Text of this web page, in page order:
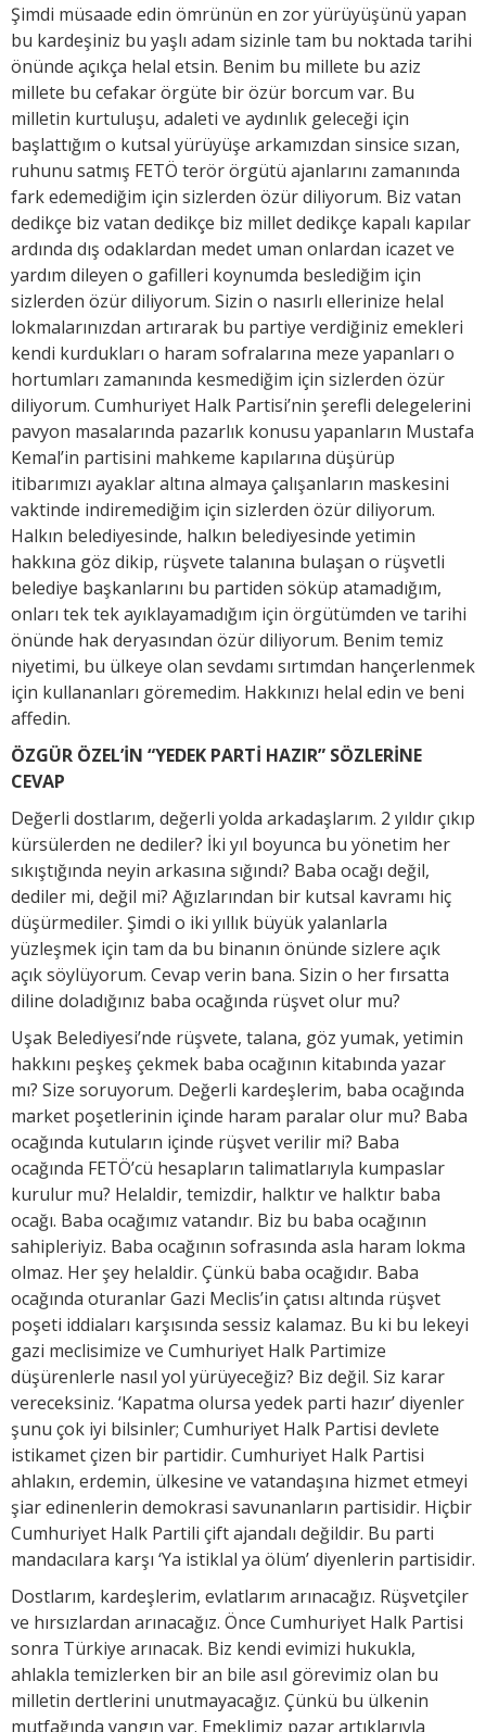
Şimdi müsaade edin ömrünün en zor yürüyüşünü yapan
bu kardeşiniz bu yaşlı adam sizinle tam bu noktada tarihi
önünde açıkça helal etsin. Benim bu millete bu aziz
millete bu cefakar örgüte bir özür borcum var. Bu
milletin kurtuluşu, adaleti ve aydınlık geleceği için
başlattığım o kutsal yürüyüşe arkamızdan sinsice sızan,
ruhunu satmış FETÖ terör örgütü ajanlarını zamanında
fark edemediğim için sizlerden özür diliyorum. Biz vatan
dedikçe biz vatan dedikçe biz millet dedikçe kapalı kapılar
ardında dış odaklardan medet uman onlardan icazet ve
yardım dileyen o gafilleri koynumda beslediğim için
sizlerden özür diliyorum. Sizin o nasırlı ellerinize helal
lokmalarınızdan artırarak bu partiye verdiğiniz emekleri
kendi kurdukları o haram sofralarına meze yapanları o
hortumları zamanında kesmediğim için sizlerden özür
diliyorum. Cumhuriyet Halk Partisi’nin şerefli delegelerini
pavyon masalarında pazarlık konusu yapanların Mustafa
Kemal’in partisini mahkeme kapılarına düşürüp
itibarımızı ayaklar altına almaya çalışanların maskesini
vaktinde indiremediğim için sizlerden özür diliyorum.
Halkın belediyesinde, halkın belediyesinde yetimin
hakkına göz dikip, rüşvete talanına bulaşan o rüşvetli
belediye başkanlarını bu partiden söküp atamadığım,
onları tek tek ayıklayamadığım için örgütümden ve tarihi
önünde hak deryasından özür diliyorum. Benim temiz
niyetimi, bu ülkeye olan sevdamı sırtımdan hançerlenmek
için kullananları göremedim. Hakkınızı helal edin ve beni
affedin.
ÖZGÜR ÖZEL’İN “YEDEK PARTİ HAZIR” SÖZLERİNE
CEVAP
Değerli dostlarım, değerli yolda arkadaşlarım. 2 yıldır çıkıp
kürsülerden ne dediler? İki yıl boyunca bu yönetim her
sıkıştığında neyin arkasına sığındı? Baba ocağı değil,
dediler mi, değil mi? Ağızlarından bir kutsal kavramı hiç
düşürmediler. Şimdi o iki yıllık büyük yalanlarla
yüzleşmek için tam da bu binanın önünde sizlere açık
açık söylüyorum. Cevap verin bana. Sizin o her fırsatta
diline doladığınız baba ocağında rüşvet olur mu?
Uşak Belediyesi’nde rüşvete, talana, göz yumak, yetimin
hakkını peşkeş çekmek baba ocağının kitabında yazar
mı? Size soruyorum. Değerli kardeşlerim, baba ocağında
market poşetlerinin içinde haram paralar olur mu? Baba
ocağında kutuların içinde rüşvet verilir mi? Baba
ocağında FETÖ’cü hesapların talimatlarıyla kumpaslar
kurulur mu? Helaldir, temizdir, halktır ve halktır baba
ocağı. Baba ocağımız vatandır. Biz bu baba ocağının
sahipleriyiz. Baba ocağının sofrasında asla haram lokma
olmaz. Her şey helaldir. Çünkü baba ocağıdır. Baba
ocağında oturanlar Gazi Meclis’in çatısı altında rüşvet
poşeti iddiaları karşısında sessiz kalamaz. Bu ki bu lekeyi
gazi meclisimize ve Cumhuriyet Halk Partimize
düşürenlerle nasıl yol yürüyeceğiz? Biz değil. Siz karar
vereceksiniz. ‘Kapatma olursa yedek parti hazır’ diyenler
şunu çok iyi bilsinler; Cumhuriyet Halk Partisi devlete
istikamet çizen bir partidir. Cumhuriyet Halk Partisi
ahlakın, erdemin, ülkesine ve vatandaşına hizmet etmeyi
şiar edinenlerin demokrasi savunanların partisidir. Hiçbir
Cumhuriyet Halk Partili çift ajandalı değildir. Bu parti
mandacılara karşı ‘Ya istiklal ya ölüm’ diyenlerin partisidir.
Dostlarım, kardeşlerim, evlatlarım arınacağız. Rüşvetçiler
ve hırsızlardan arınacağız. Önce Cumhuriyet Halk Partisi
sonra Türkiye arınacak. Biz kendi evimizi hukukla,
ahlakla temizlerken bir an bile asıl görevimiz olan bu
milletin dertlerini unutmayacağız. Çünkü bu ülkenin
mutfağında yangın var. Emeklimiz pazar artıklarıyla